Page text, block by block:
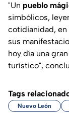
"Un pueblo
simbólicos,
cotidianidad, en
sus
hoy día una
turístico",
Tags
Nuevo León